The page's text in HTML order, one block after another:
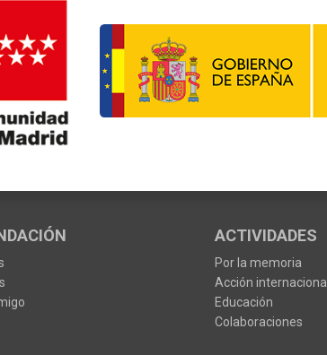
ACTIVIDADES
Por la memoria
Acción internacional
Educación
Colaboraciones